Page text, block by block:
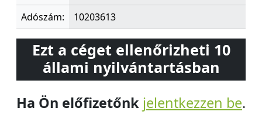
Adószám:
10203613
Ezt a céget ellenőrizheti 10
állami nyilvántartásban
Ha Ön előfizetőnk jelentkezzen be.